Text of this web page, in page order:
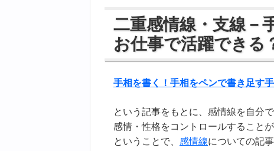
二重感情線・支線－
お仕事で活躍できる
手相を書く！手相をペンで書き足す
という記事をもとに、感情線を自分で
感情・性格をコントロールすること
ということで、 感情線についての記